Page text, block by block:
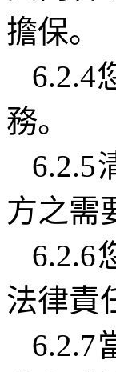
擔保。
6.2.4
務。
6.2.5
方之需
6.2.6
法律責
6.2.7